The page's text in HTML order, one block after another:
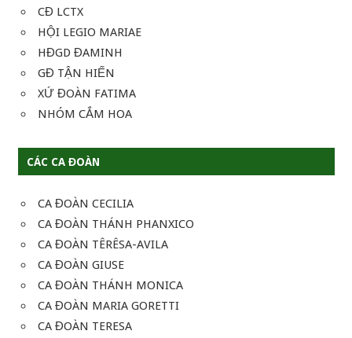
CĐ LCTX
HỘI LEGIO MARIAE
HĐGD ĐAMINH
GĐ TẬN HIẾN
XỨ ĐOÀN FATIMA
NHÓM CẮM HOA
CÁC CA ĐOÀN
CA ĐOÀN CECILIA
CA ĐOÀN THÁNH PHANXICO
CA ĐOÀN TÊRÊSA-AVILA
CA ĐOÀN GIUSE
CA ĐOÀN THÁNH MONICA
CA ĐOÀN MARIA GORETTI
CA ĐOÀN TERESA